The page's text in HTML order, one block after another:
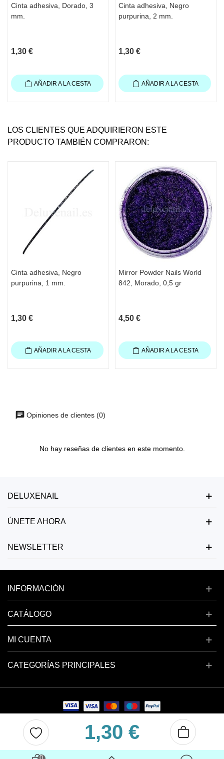
Cinta adhesiva, Dorado, 3
mm.
1,30 €
AÑADIR A LA CESTA
Cinta adhesiva, Negro
purpurina, 2 mm.
1,30 €
AÑADIR A LA CESTA
LOS CLIENTES QUE ADQUIRIERON ESTE
PRODUCTO TAMBIÉN COMPRARON:
Cinta adhesiva, Negro
purpurina, 1 mm.
1,30 €
AÑADIR A LA CESTA
Mirror Powder Nails World
842, Morado, 0,5 gr
4,50 €
AÑADIR A LA CESTA
Opiniones de clientes (0)
No hay reseñas de clientes en este momento.
1,30 €
DELUXENAIL
ÚNETE AHORA
NEWSLETTER
INFORMACIÓN
CATÁLOGO
MI CUENTA
CATEGORÍAS PRINCIPALES
Copyright © 2024 deluxenail.es